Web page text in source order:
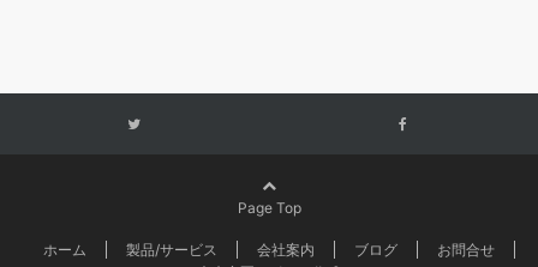
Page Top
ホーム 製品/サービス 会社案内 ブログ
お問合せ